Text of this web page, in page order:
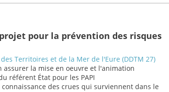
pour la prévention des risques
Territoires et de la Mer de l'Eure (DDTM 27)
assurer la mise en oeuvre et l'animation
référent État pour les PAPI
des crues qui surviennent dans le